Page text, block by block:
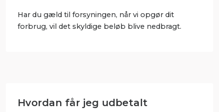
Har du gæld til forsyningen, når vi opgør dit
forbrug, vil det skyldige beløb blive nedbragt.
Hvordan får jeg udbetalt